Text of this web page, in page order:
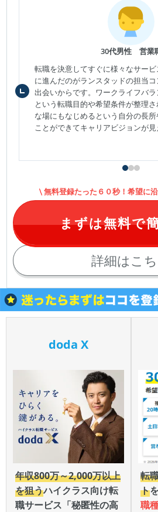
30代男性 営業
転職を決意してすぐに様々なサー
に進んだのがランスタッドの担当
出会いからです。ワークライフバ
という転職目的や希望条件が整理
な場にもなじめるという自分の長
ことができてキャリアビジョンが見
詳細はこ
無料登録たった６０秒！希望に
まずは無料で
doda X
年収800万～2,000万以上
を狙うハイクラス向け転
職サービス「秘匿性の高
転
ト
職